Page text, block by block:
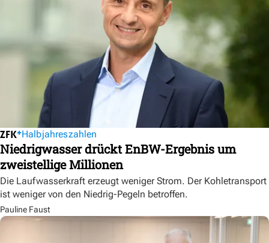
Halbjahreszahlen
Niedrigwasser drückt EnBW-Ergebnis um
zweistellige Millionen
Die Laufwasserkraft erzeugt weniger Strom. Der Kohletransport
ist weniger von den Niedrig-Pegeln betroffen.
Pauline Faust